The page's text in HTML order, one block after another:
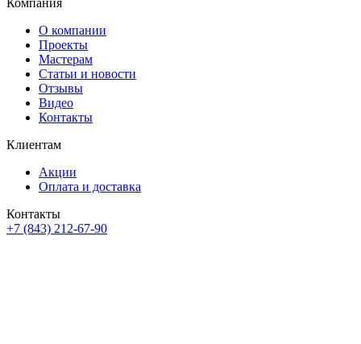
Компания
О компании
Проекты
Мастерам
Статьи и новости
Отзывы
Видео
Контакты
Клиентам
Акции
Оплата и доставка
Контакты
+7 (843) 212-67-90